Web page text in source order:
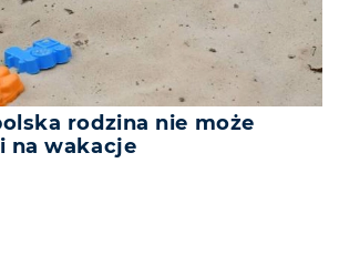
rodzina nie może
na wakacje